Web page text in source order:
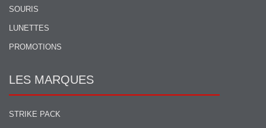
SOURIS
LUNETTES
PROMOTIONS
LES MARQUES
STRIKE PACK